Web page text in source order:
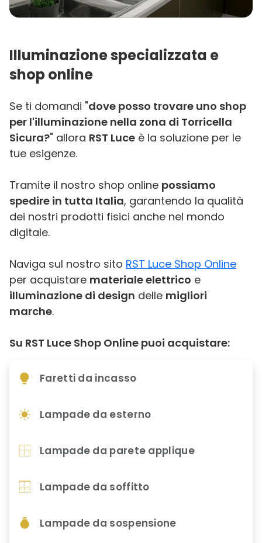
Illuminazione specializzata e
shop online
Se ti domandi "dove posso trovare uno shop
per l'illuminazione nella zona di Torricella
Sicura?" allora RST Luce è la soluzione per le
tue esigenze.
Tramite il nostro shop online possiamo
spedire in tutta Italia, garantendo la qualità
dei nostri prodotti fisici anche nel mondo
digitale.
Naviga sul nostro sito RST Luce Shop Online
per acquistare materiale elettrico e
illuminazione di design delle migliori
marche.
Su RST Luce Shop Online puoi acquistare:
Faretti da incasso
Lampade da esterno
Lampade da parete applique
Lampade da soffitto
Lampade da sospensione